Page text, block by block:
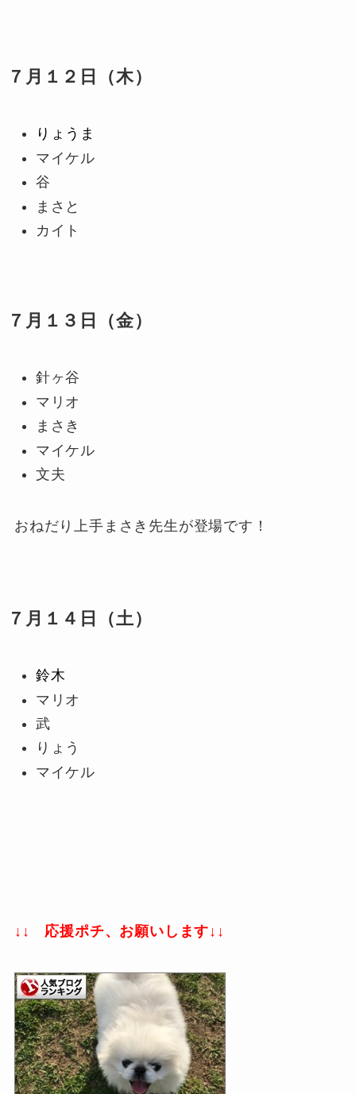
７月１２日（木）
りょうま
マイケル
谷
まさと
カイト
７月１３日（金）
針ヶ谷
マリオ
まさき
マイケル
文夫
おねだり上手まさき先生が登場です！
７月１４日（土）
鈴木
マリオ
武
りょう
マイケル
↓↓ 応援ポチ、お願いします↓↓